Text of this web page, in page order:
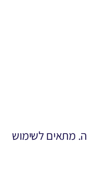
מתאים לשימוש